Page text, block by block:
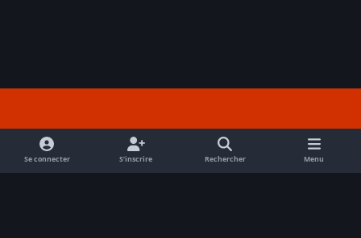
f
a
c
Se connecter S’inscrire Rechercher Menu